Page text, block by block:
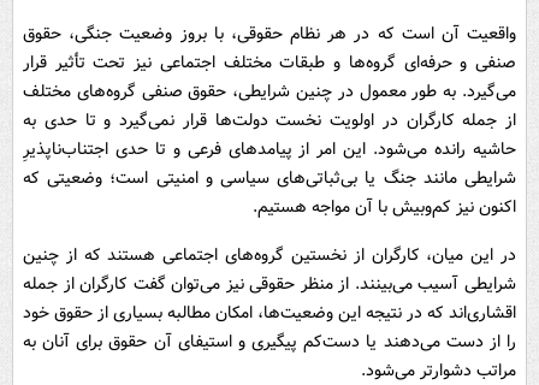
واقعیت آن است که در هر نظام حقوقی، با بروز وضعیت جنگی، حقوق
صنفی و حرفه‌ای گروه‌ها و طبقات مختلف اجتماعی نیز تحت تأثیر قرار
می‌گیرد. به طور معمول در چنین شرایطی، حقوق صنفی گروه‌های مختلف
از جمله کارگران در اولویت نخست دولت‌ها قرار نمی‌گیرد و تا حدی به
حاشیه رانده می‌شود. این امر از پیامدهای فرعی و تا حدی اجتناب‌ناپذیرِ
شرایطی مانند جنگ یا بی‌ثباتی‌های سیاسی و امنیتی است؛ وضعیتی که
اکنون نیز کم‌وبیش با آن مواجه هستیم.
در این میان، کارگران از نخستین گروه‌های اجتماعی هستند که از چنین
شرایطی آسیب می‌بینند. از منظر حقوقی نیز می‌توان گفت کارگران از جمله
اقشاری‌اند که در نتیجه این وضعیت‌ها، امکان مطالبه بسیاری از حقوق خود
را از دست می‌دهند یا دست‌کم پیگیری و استیفای آن حقوق برای آنان به
مراتب دشوارتر می‌شود.